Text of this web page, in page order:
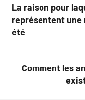
de
l’article
La raison pour
représentent une
été
Comment les